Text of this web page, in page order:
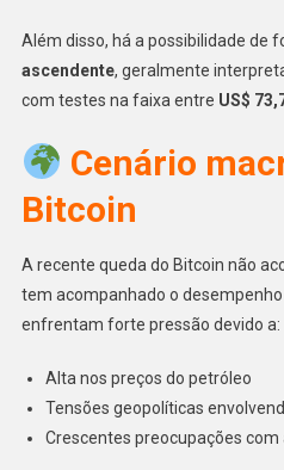
Além disso, há a possibilidade de
ascendente, geralmente
com testes na faixa entre US$
Cenário
Bitcoin
A recente queda do Bitcoin não
tem acompanhado o
enfrentam forte pressão devido a:
Alta nos preços do petróleo
Tensões geopolíticas
Crescentes preocupações com